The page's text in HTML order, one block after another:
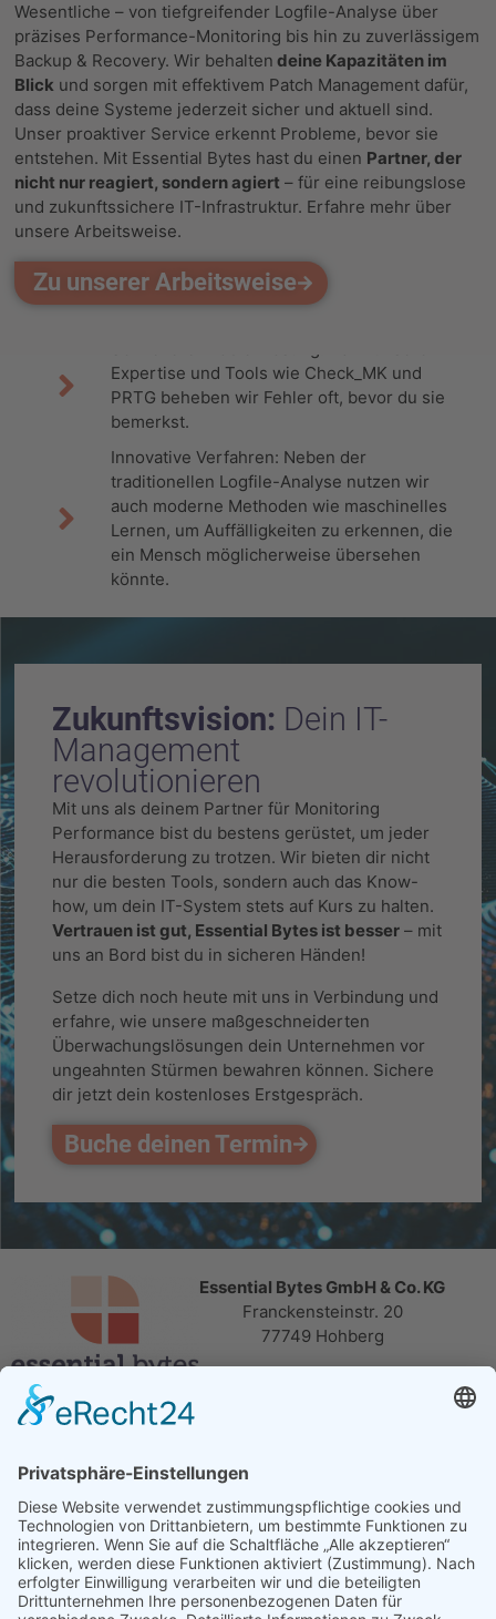
Wesentliche – von tiefgreifender Logfile-Analyse über
präzises Performance-Monitoring bis hin zu zuverlässigem
Backup & Recovery. Wir behalten deine Kapazitäten im
Blick und sorgen mit effektivem Patch Management dafür,
dass deine Systeme jederzeit sicher und aktuell sind.
Unser proaktiver Service erkennt Probleme, bevor sie
entstehen. Mit Essential Bytes hast du einen Partner, der
nicht nur reagiert, sondern agiert – für eine reibungslose
und zukunftssichere IT-Infrastruktur. Erfahre mehr über
unsere Arbeitsweise.
Zu unserer Arbeitsweise
Das Besondere an unserem Service
Etwas, das du vielleicht noch nicht wusstest: Wir
passen unser Monitoring spezifisch auf deine
Bedürfnisse an, oft sogar so, dass du selbst nichts
mehr tun musst. Unsere Erfahrung zeigt, dass wir
Systeme so stabil und effizient gestalten können, dass
Fehler nahezu unsichtbar bleiben. Noch bevor dein
Team einen Fehler bemerkt, haben wir ihn schon
behoben.
Frühe Fehlererkennung: Wir können
Probleme identifizieren, bevor sie sich
Expertise und Tools wie Check_MK und
PRTG beheben wir Fehler oft, bevor du sie
bemerkst.
Innovative Verfahren: Neben der
traditionellen Logfile-Analyse nutzen wir
auch moderne Methoden wie maschinelles
Lernen, um Auffälligkeiten zu erkennen, die
ein Mensch möglicherweise übersehen
könnte.
Zukunftsvision: Dein IT-
Management
revolutionieren
Mit uns als deinem Partner für Monitoring
Performance bist du bestens gerüstet, um jeder
Herausforderung zu trotzen. Wir bieten dir nicht
nur die besten Tools, sondern auch das Know-
how, um dein IT-System stets auf Kurs zu halten.
Vertrauen ist gut, Essential Bytes ist besser – mit
uns an Bord bist du in sicheren Händen!
Setze dich noch heute mit uns in Verbindung und
erfahre, wie unsere maßgeschneiderten
Überwachungslösungen dein Unternehmen vor
ungeahnten Stürmen bewahren können. Sichere
dir jetzt dein kostenloses Erstgespräch.
Buche deinen Termin
Essential Bytes GmbH & Co. KG
Franckensteinstr. 20
77749 Hohberg
Quick Links
Datenbanken
Wartung & Support
Soziale Medien